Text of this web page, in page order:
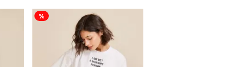
%